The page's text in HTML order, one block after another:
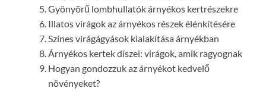
Gyönyörű lombhullatók árnyékos kertrészekre
Illatos virágok az árnyékos részek élénkítésére
Színes virágágyások kialakítása árnyékban
Árnyékos kertek díszei: virágok, amik ragyognak
Hogyan gondozzuk az árnyékot kedvelő
növényeket?